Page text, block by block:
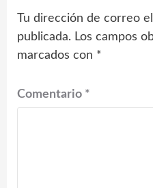
Tu dirección de correo
publicada. Los campos
marcados con *
Comentario *